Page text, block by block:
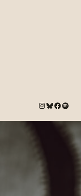
# Bluesky # Spotify